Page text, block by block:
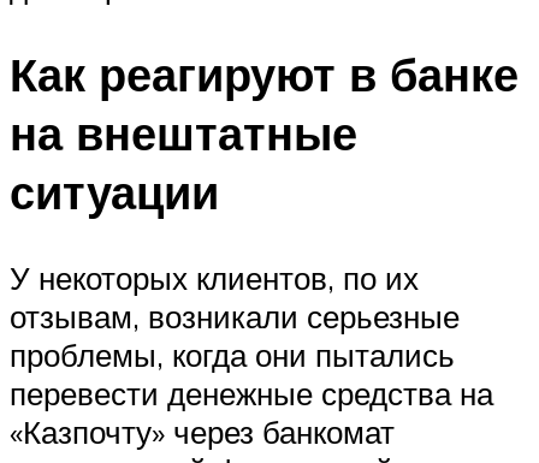
Как реагируют в банке
на внештатные
ситуации
У некоторых клиентов, по их
отзывам, возникали серьезные
проблемы, когда они пытались
перевести денежные средства на
«Казпочту» через банкомат